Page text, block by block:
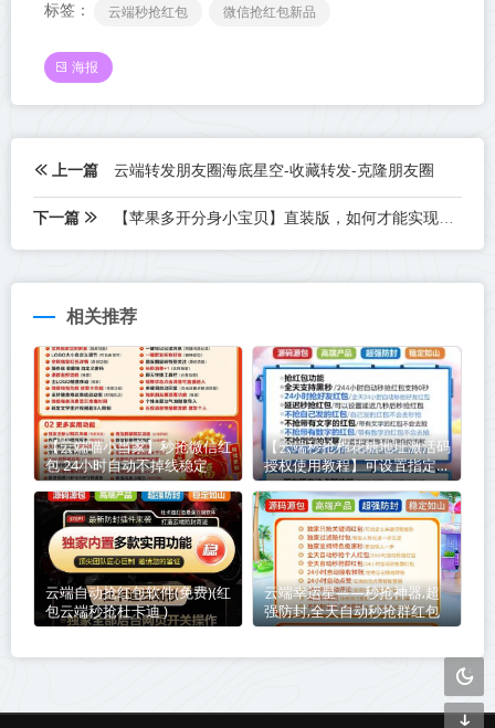
标签： 云端秒抢红包 微信抢红包新品
海报
上一篇 云端转发朋友圈海底星空-收藏转发-克隆朋友圈
下一篇 【苹果多开分身小宝贝】直装版，如何才能实现更多开
相关推荐
【云端喵小当家】秒抢微信红
包 24小时自动不掉线稳定
【云端秒抢棉花糖地址激活码
授权使用教程】可设置指定群
不抢-过滤关键词
云端自动抢红包软件(免费)(红
包云端秒抢杜卡迪 )
云端幸运星——秒抢神器,超
强防封,全天自动秒抢群红包